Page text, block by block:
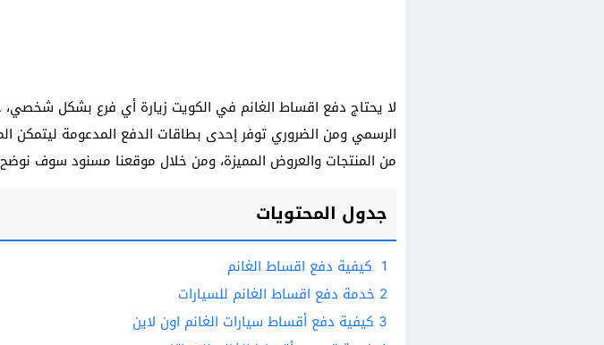
لا يحتاج دفع اقساط الغانم في الكويت زيارة أي فرع بشكل شخصي،
الرسمي ومن الضروري توفر إحدى بطاقات الدفع المدعومة
من المنتجات والعروض المميزة، ومن خلال موقعنا مسنود سوف
جدول المحتويات
1 كيفية دفع اقساط الغانم
2 خدمة دفع اقساط الغانم للسيارات
3 كيفية دفع أقساط سيارات الغانم اون لاين